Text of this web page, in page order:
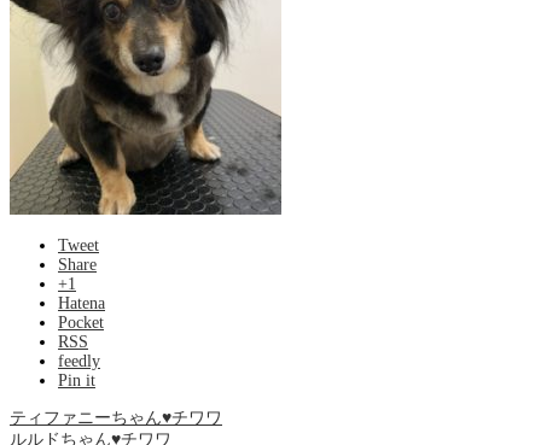
Tweet
Share
+1
Hatena
Pocket
RSS
feedly
Pin it
ティファニーちゃん♥チワワ
ルルドちゃん♥チワワ